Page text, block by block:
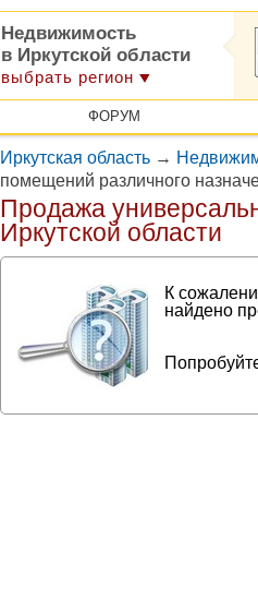
Недвижимость
в Иркутской области
выбрать регион
ФОРУМ
Иркутская область →
помещений различного
Продажа
Иркутской области
К
найдено